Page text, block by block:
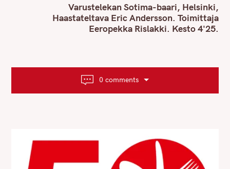
g
t
Varustelekan Sotima-baari, Helsinki,
Haastateltava Eric Andersson. Toimittaja
Eeropekka Rislakki. Kesto 4'25.
0 comments